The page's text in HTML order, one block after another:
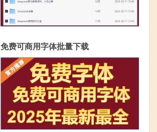
免费可商用字体批量下载